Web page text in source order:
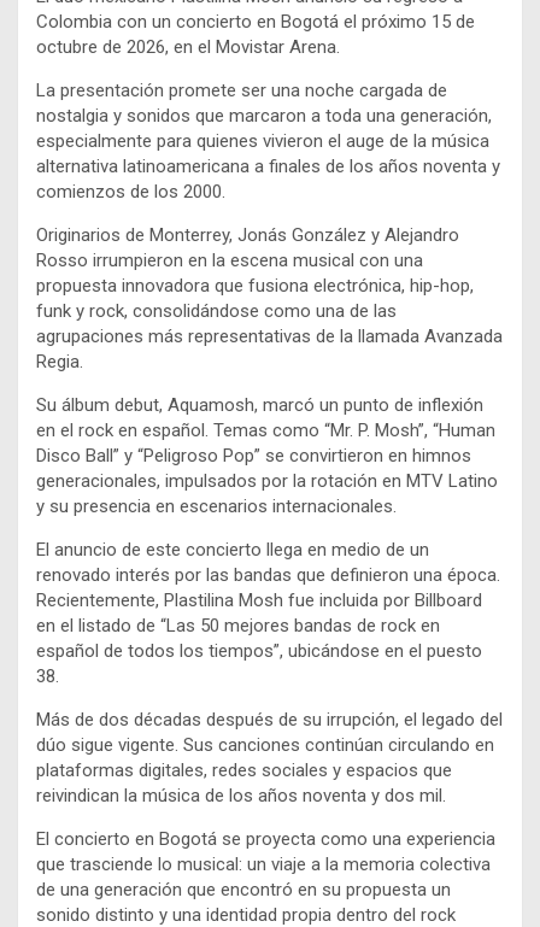
Colombia con un concierto en Bogotá el próximo 15 de
octubre de 2026, en el Movistar Arena.
La presentación promete ser una noche cargada de
nostalgia y sonidos que marcaron a toda una generación,
especialmente para quienes vivieron el auge de la música
alternativa latinoamericana a finales de los años noventa y
comienzos de los 2000.
Originarios de Monterrey, Jonás González y Alejandro
Rosso irrumpieron en la escena musical con una
propuesta innovadora que fusiona electrónica, hip-hop,
funk y rock, consolidándose como una de las
agrupaciones más representativas de la llamada Avanzada
Regia.
Su álbum debut, Aquamosh, marcó un punto de inflexión
en el rock en español. Temas como “Mr. P. Mosh”, “Human
Disco Ball” y “Peligroso Pop” se convirtieron en himnos
generacionales, impulsados por la rotación en MTV Latino
y su presencia en escenarios internacionales.
El anuncio de este concierto llega en medio de un
renovado interés por las bandas que definieron una época.
Recientemente, Plastilina Mosh fue incluida por Billboard
en el listado de “Las 50 mejores bandas de rock en
español de todos los tiempos”, ubicándose en el puesto
38.
Más de dos décadas después de su irrupción, el legado del
dúo sigue vigente. Sus canciones continúan circulando en
plataformas digitales, redes sociales y espacios que
reivindican la música de los años noventa y dos mil.
El concierto en Bogotá se proyecta como una experiencia
que trasciende lo musical: un viaje a la memoria colectiva
de una generación que encontró en su propuesta un
sonido distinto y una identidad propia dentro del rock